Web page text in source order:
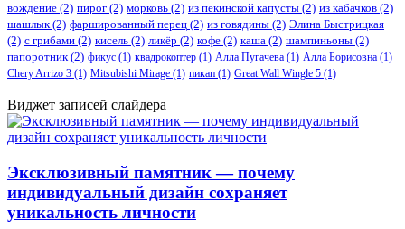
вождение (2) пирог (2) морковь (2) из пекинской капусты (2) из кабачков (2)
шашлык(2) фаршированный перец (2) из говядины (2) Элина Быстрицкая
(2) с грибами (2) кисель (2) ликёр (2) кофе (2) каша (2) шампиньоны (2)
папоротник(2) фикус (1) квадрокоптер (1) Алла Пугачева (1) Алла Борисовна (1)
Chery Arrizo 3 (1) Mitsubishi Mirage (1) пикап (1) Great Wall Wingle 5 (1)
Виджет записей слайдера
Эксклюзивный памятник — почему
индивидуальный дизайн сохраняет
уникальность личности